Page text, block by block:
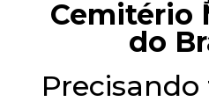
Cemitério
do